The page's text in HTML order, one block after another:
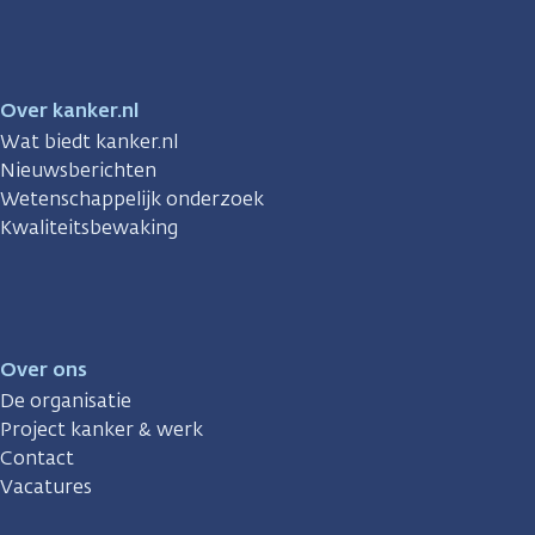
Over kanker.nl
Wat biedt kanker.nl
Nieuwsberichten
Wetenschappelijk onderzoek
Kwaliteitsbewaking
Over ons
De organisatie
Project kanker & werk
Contact
Vacatures